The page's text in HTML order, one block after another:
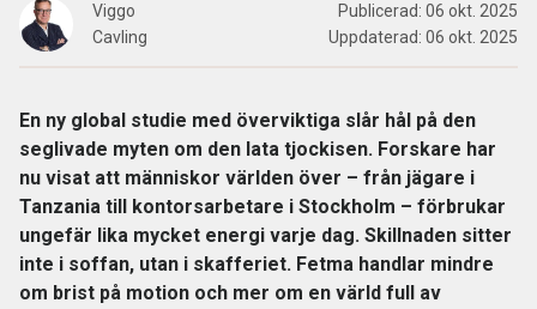
Viggo
Cavling
Publicerad: 06 okt. 2025
Uppdaterad: 06 okt. 2025
En ny global studie med överviktiga slår hål på den
seglivade myten om den lata tjockisen. Forskare har
nu visat att människor världen över – från jägare i
Tanzania till kontorsarbetare i Stockholm – förbrukar
ungefär lika mycket energi varje dag. Skillnaden sitter
inte i soffan, utan i skafferiet. Fetma handlar mindre
om brist på motion och mer om en värld full av